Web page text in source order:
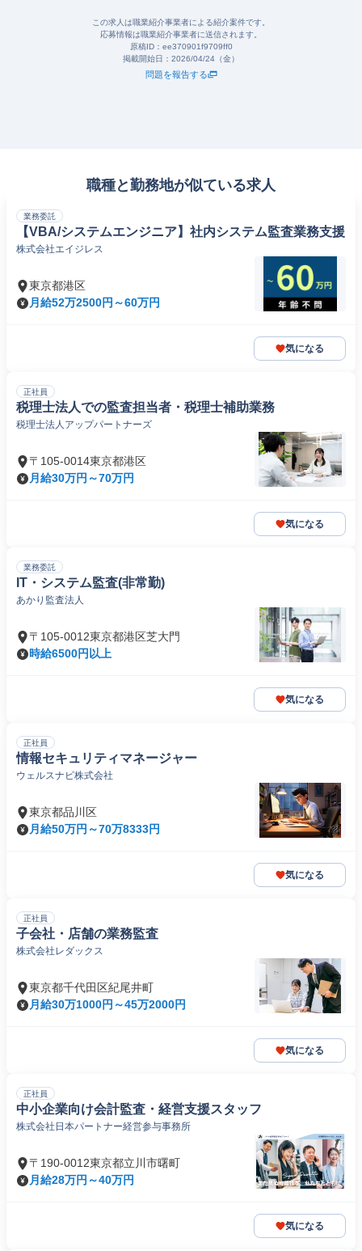
この求人は職業紹介事業者による紹介案件です。
応募情報は職業紹介事業者に送信されます。
原稿ID： ee370901f9709ff0
掲載開始日： 2026/04/24（金）
問題を報告する
職種と勤務地が似ている求人
業務委託
【VBA/システムエンジニア】社内システム監査業務支援
株式会社エイジレス
東京都港区
月給52万2500円～60万円
気になる
正社員
税理士法人での監査担当者・税理士補助業務
税理士法人アップパートナーズ
〒105-0014東京都港区
月給30万円～70万円
気になる
業務委託
IT・システム監査(非常勤)
あかり監査法人
〒105-0012東京都港区芝大門
時給6500円以上
気になる
正社員
情報セキュリティマネージャー
ウェルスナビ株式会社
東京都品川区
月給50万円～70万8333円
気になる
正社員
子会社・店舗の業務監査
株式会社レダックス
東京都千代田区紀尾井町
月給30万1000円～45万2000円
気になる
正社員
中小企業向け会計監査・経営支援スタッフ
株式会社日本パートナー経営参与事務所
〒190-0012東京都立川市曙町
月給28万円～40万円
気になる